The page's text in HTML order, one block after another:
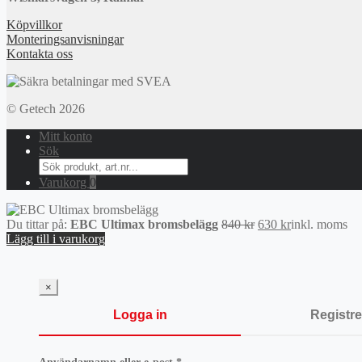
Köpvillkor
Monteringsanvisningar
Kontakta oss
© Getech 2026
Mitt konto
Sök
Search
for:
Varukorg 0
Du tittar på: EBC Ultimax bromsbelägg 840kr Det
630 krDet
inkl. moms
Lägg till i varukorg
×
Logga in